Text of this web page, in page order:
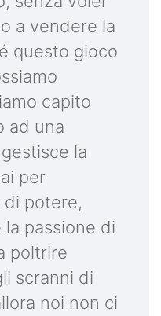
a vendere la
questo gioco
capito
ad una
la
per
di potere,
passione di
poltrire
scranni di
noi non ci